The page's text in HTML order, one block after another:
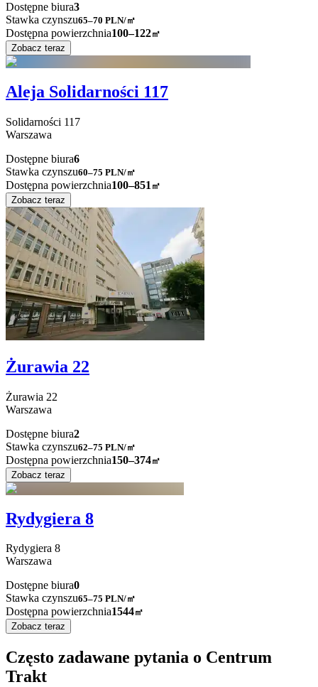
Dostępne biura3
Stawka czynszu65–70 PLN/㎡
Dostępna powierzchnia100–122㎡
Zobacz teraz
Aleja Solidarności 117
Solidarności 117
Warszawa
Dostępne biura6
Stawka czynszu60–75 PLN/㎡
Dostępna powierzchnia100–851 ㎡
Zobacz teraz
Żurawia 22
Żurawia 22
Warszawa
Dostępne biura2
Stawka czynszu62–75 PLN/㎡
Dostępna powierzchnia150–374㎡
Zobacz teraz
Rydygiera 8
Rydygiera 8
Warszawa
Dostępne biura0
Stawka czynszu65–75 PLN/㎡
Dostępna powierzchnia1544㎡
Zobacz teraz
Często zadawane pytania o Centrum
Trakt